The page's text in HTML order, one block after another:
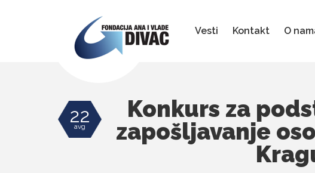
Vlade
Divac
Vesti Kontakt O
22
avg
Konkurs za
zapošljavanje